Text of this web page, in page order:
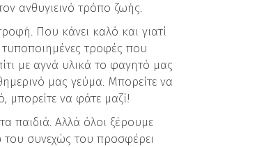
ανθυγιεινό τρόπο ζωής.
Που κάνει καλό και γιατί
τροφές που
με αγνά υλικά το φαγητό μας
μας γεύμα. Μπορείτε να
μπορείτε να φάτε μαζί!
παιδιά. Αλλά όλοι ξέρουμε
συνεχώς του προσφέρει